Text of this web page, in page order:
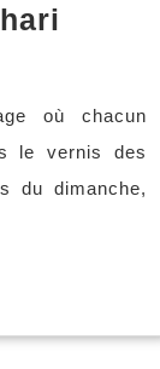
où chacun
le vernis des
du dimanche,